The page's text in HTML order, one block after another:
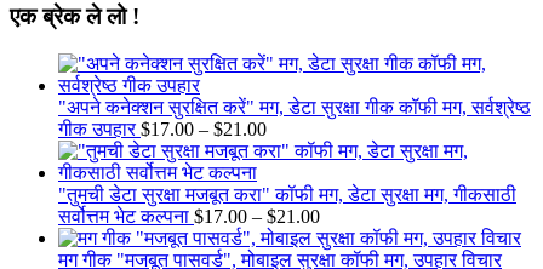
एक ब्रेक ले लो !
"अपने कनेक्शन सुरक्षित करें" मग, डेटा सुरक्षा गीक कॉफी मग, सर्वश्रेष्ठ
गीक उपहार $17.00 – $21.00Price
range:
through
$21.00
"तुमची डेटा सुरक्षा मजबूत करा" कॉफी मग, डेटा सुरक्षा मग, गीकसाठी
सर्वोत्तम भेट कल्पना $17.00 – $21.00Price
range:
$17.00
मग गीक "मजबूत पासवर्ड", मोबाइल सुरक्षा कॉफी मग, उपहार विचार